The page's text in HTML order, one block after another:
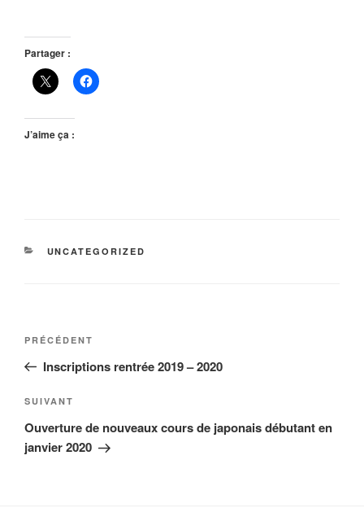
Partager :
J’aime ça :
CATÉGORIES
UNCATEGORIZED
Navigation
l’article
Article
précédent
PRÉCÉDENT
Inscriptions rentrée 2019 – 2020
Article
suivant
SUIVANT
Ouverture de nouveaux cours de japonais débutant en
janvier 2020